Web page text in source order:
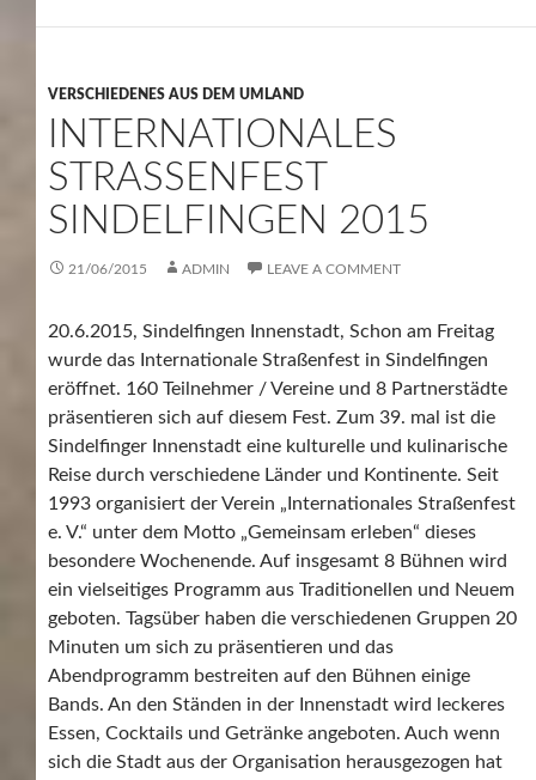
VERSCHIEDENES AUS DEM UMLAND
INTERNATIONALES
STRASSENFEST S
INDELFINGEN 2015
21/06/2015 ADMIN LEAVE A COMMENT
20.6.2015, Sindelfingen Innenstadt, Schon am Freitag
wurde das Internationale Straßenfest in Sindelfingen
eröffnet. 160 Teilnehmer / Vereine und 8 Partnerstädte
präsentieren sich auf diesem Fest. Zum 39. mal ist die
Sindelfinger Innenstadt eine kulturelle und kulinarische
Reise durch verschiedene Länder und Kontinente. Seit
1993 organisiert der Verein „Internationales Straßenfest
e. V.“ unter dem Motto „Gemeinsam erleben“ dieses
besondere Wochenende. Auf insgesamt 8 Bühnen wird
ein vielseitiges Programm aus Traditionellen und Neuem
geboten. Tagsüber haben die verschiedenen Gruppen 20
Minuten um sich zu präsentieren und das
Abendprogramm bestreiten auf den Bühnen einige
Bands. An den Ständen in der Innenstadt wird leckeres
Essen, Cocktails und Getränke angeboten. Auch wenn
sich die Stadt aus der Organisation herausgezogen hat